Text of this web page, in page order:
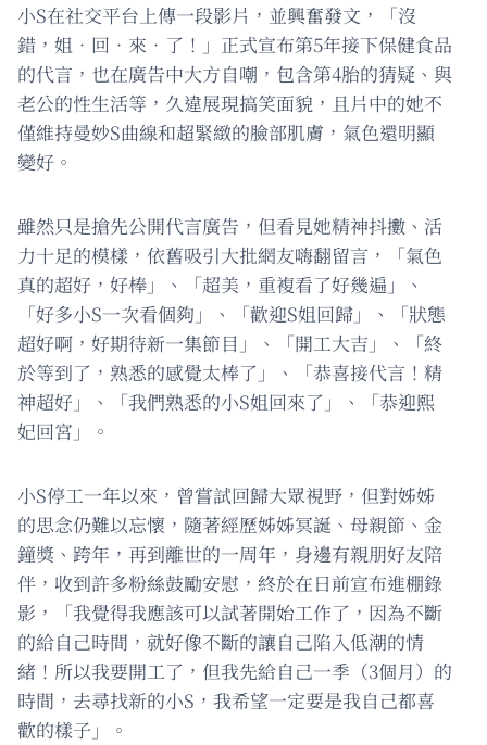
小S在社交平台上傳一段影片，並興奮發文，「沒
錯，姐．回．來．了！」正式宣布第5年接下保健食品
的代言，也在廣告中大方自嘲，包含第4胎的猜疑、與
老公的性生活等，久違展現搞笑面貌，且片中的她不
僅維持曼妙S曲線和超緊緻的臉部肌膚，氣色還明顯
變好。
雖然只是搶先公開代言廣告，但看見她精神抖擻、活
力十足的模樣，依舊吸引大批網友嗨翻留言，「氣色
真的超好，好棒」、「超美，重複看了好幾遍」、
「好多小S一次看個夠」、「歡迎S姐回歸」、「狀態
超好啊，好期待新一集節目」、「開工大吉」、「終
於等到了，熟悉的感覺太棒了」、「恭喜接代言！精
神超好」、「我們熟悉的小S姐回來了」、「恭迎熙
妃回宮」。
小S停工一年以來，曾嘗試回歸大眾視野，但對姊姊
的思念仍難以忘懷，隨著經歷姊姊冥誕、母親節、金
鐘獎、跨年，再到離世的一周年，身邊有親朋好友陪
伴，收到許多粉絲鼓勵安慰，終於在日前宣布進棚錄
影，「我覺得我應該可以試著開始工作了，因為不斷
的給自己時間，就好像不斷的讓自己陷入低潮的情
緒！所以我要開工了，但我先給自己一季（3個月）的
時間，去尋找新的小S，我希望一定要是我自己都喜
歡的樣子」。